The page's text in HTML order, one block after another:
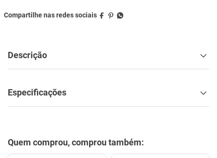
Descrição
Especificações
Quem comprou, comprou também: